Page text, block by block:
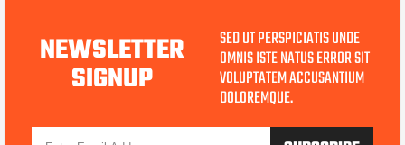
NEWSLETTER
SIGNUP
SED UT PERSPICIATIS UNDE
OMNIS ISTE NATUS ERROR SIT
VOLUPTATEM ACCUSANTIUM
DOLOREMQUE.